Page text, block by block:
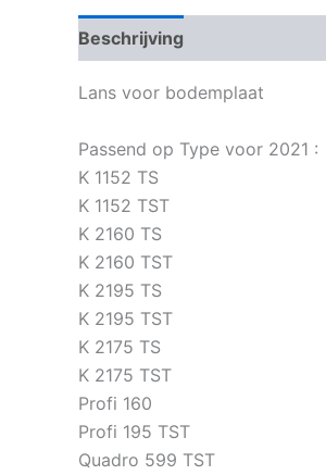
Beschrijving
Lans voor bodemplaat
Passend op Type voor 2021 :
K 1152 TS
K 1152 TST
K 2160 TS
K 2160 TST
K 2195 TS
K 2195 TST
K 2175 TS
K 2175 TST
Profi 160
Profi 195 TST
Quadro 599 TST